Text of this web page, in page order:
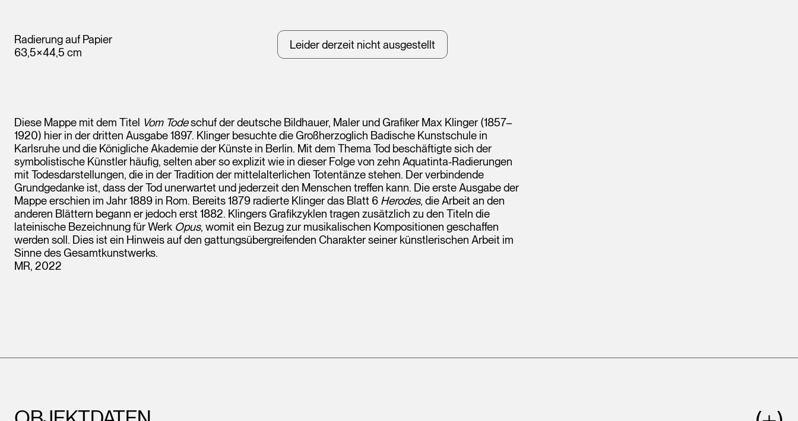
Radierung auf Papier
63,5×44,5 cm
Leider derzeit nicht ausgestellt
Diese Mappe mit dem Titel Vom Todeschuf der deutsche Bildhauer, Maler und Grafiker Max Klinger (1857–
1920) hier in der dritten Ausgabe 1897. Klinger besuchte die Großherzoglich Badische Kunstschule in
Karlsruhe und die Königliche Akademie der Künste in Berlin. Mit dem Thema Tod beschäftigte sich der
symbolistische Künstler häufig, selten aber so explizit wie in dieser Folge von zehn Aquatinta-Radierungen
mit Todesdarstellungen, die in der Tradition der mittelalterlichen Totentänze stehen. Der verbindende
Grundgedanke ist, dass der Tod unerwartet und jederzeit den Menschen treffen kann. Die erste Ausgabe der
Mappe erschien im Jahr 1889 in Rom. Bereits 1879 radierte Klinger das Blatt 6 Herodes, die Arbeit an den
anderen Blättern begann er jedoch erst 1882. Klingers Grafikzyklen tragen zusätzlich zu den Titeln die
lateinische Bezeichnung für Werk Opus, womit ein Bezug zur musikalischen Kompositionen geschaffen
werden soll. Dies ist ein Hinweis auf den gattungsübergreifenden Charakter seiner künstlerischen Arbeit im
Sinne des Gesamtkunstwerks.
MR, 2022